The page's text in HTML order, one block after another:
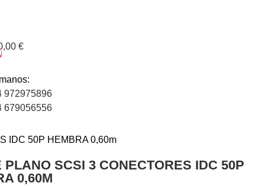
€
972975896
679056556
IDC 50P HEMBRA 0,60m
PLANO SCSI 3 CONECTORES IDC 50P
0,60M